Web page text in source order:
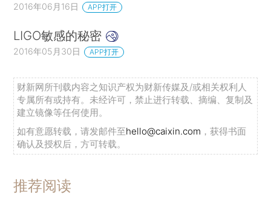
2016年06月16日 APP打开
LIGO敏感的秘密
2016年05月30日 APP打开
财新网所刊载内容之知识产权为财新传媒及/或相关权利人
专属所有或持有。未经许可，禁止进行转载、摘编、复制及
建立镜像等任何使用。
如有意愿转载，请发邮件至hello@caixin.com ，获得书面
确认及授权后，方可转载。
推荐阅读